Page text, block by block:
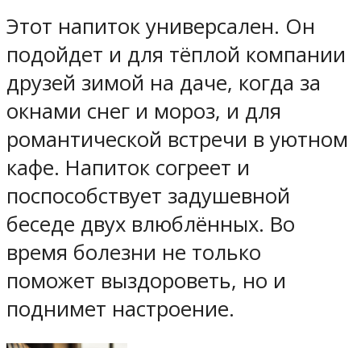
Этот напиток универсален. Он
подойдет и для тёплой компании
друзей зимой на даче, когда за
окнами снег и мороз, и для
романтической встречи в уютном
кафе. Напиток согреет и
поспособствует задушевной
беседе двух влюблённых. Во
время болезни не только
поможет выздороветь, но и
поднимет настроение.